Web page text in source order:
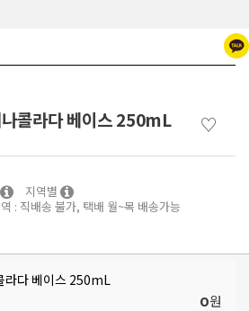
콜라다 베이스 250mL ♡
지역별
: 직배송 불가, 택배 월~목 배송가능
라다 베이스 250mL
0원